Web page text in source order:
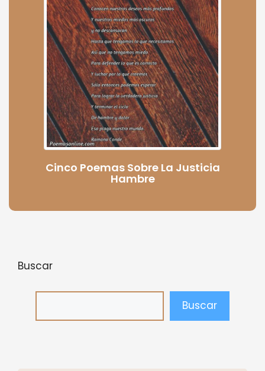
Cinco Poemas Sobre La Justicia
Hambre
Buscar
Buscar